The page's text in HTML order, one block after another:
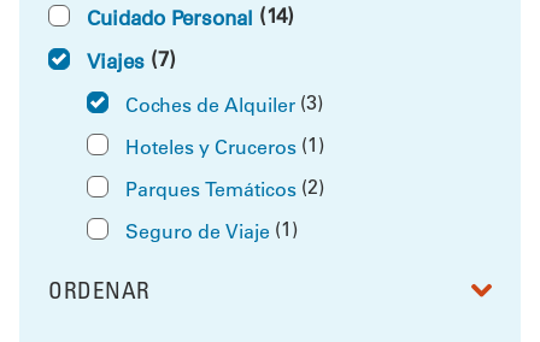
Cuidado Personal (14)
Viajes (7)
Coches de Alquiler (3)
Hoteles y Cruceros (1)
Parques Temáticos (2)
Seguro de Viaje (1)
ORDENAR
RESULTS BY